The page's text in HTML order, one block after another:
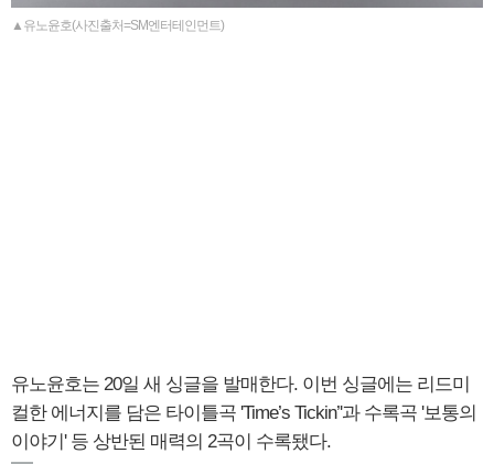
▲유노윤호(사진출처=SM엔터테인먼트)
유노윤호는 20일 새 싱글을 발매한다. 이번 싱글에는 리드미
컬한 에너지를 담은 타이틀곡 'Time’s Tickin’'과 수록곡 '보통의
이야기' 등 상반된 매력의 2곡이 수록됐다.